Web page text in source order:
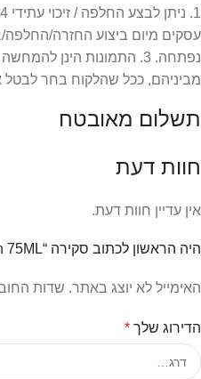
עסקים מיום ביצוע החזרה/
מביניהם, ככל שהלקוח בחר לבטל
תשלום מאובטח
חוות דעת
אין עדיין חוות דעת.
היה הראשון לכתוב סקירה “Creed Aventus EDP For Women 75ML”
האימייל לא יוצג באתר. שדות
הדירוג שלך *